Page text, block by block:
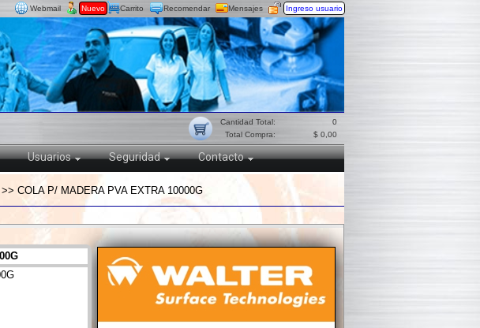
Mensajes
Recomendar
Nuevo Ingreso usuario
Carrito
Webmail
0
$ 0,00
Cantidad Total:
Total Compra:
Usuarios Seguridad Contacto
COLA P/ MADERA PVA EXTRA 10000G